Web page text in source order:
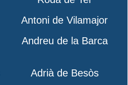
Antoni de Vilamajor
Andreu de la Barca
Adrià de Besòs